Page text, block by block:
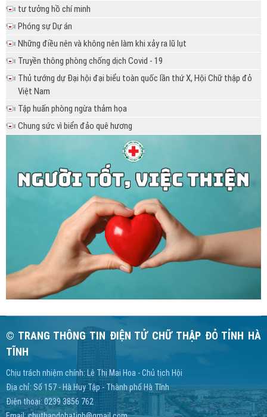
tư tưởng hồ chí minh
Phóng sự Dự án
Những điều nên và không nên làm khi xảy ra lũ lụt
Truyền thông phòng chống dịch Covid - 19
Thủ tướng dự Đại hội đại biểu toàn quốc lần thứ X, Hội Chữ thập đỏ
Việt Nam
Tập huấn phòng ngừa thảm họa
Chung sức vì biển đảo quê hương
© TRANG THÔNG TIN ĐIỆN TỬ CHỮ THẬP ĐỎ TỈNH HÀ
TĨNH
Chịu trách nhiệm chính: Lê Thị Mai Hoa - Chủ tịch Hội
Địa chỉ: Số 157 - Hà Huy Tập - Thành phố Hà Tĩnh
Điện thoại: 0239 3856 762